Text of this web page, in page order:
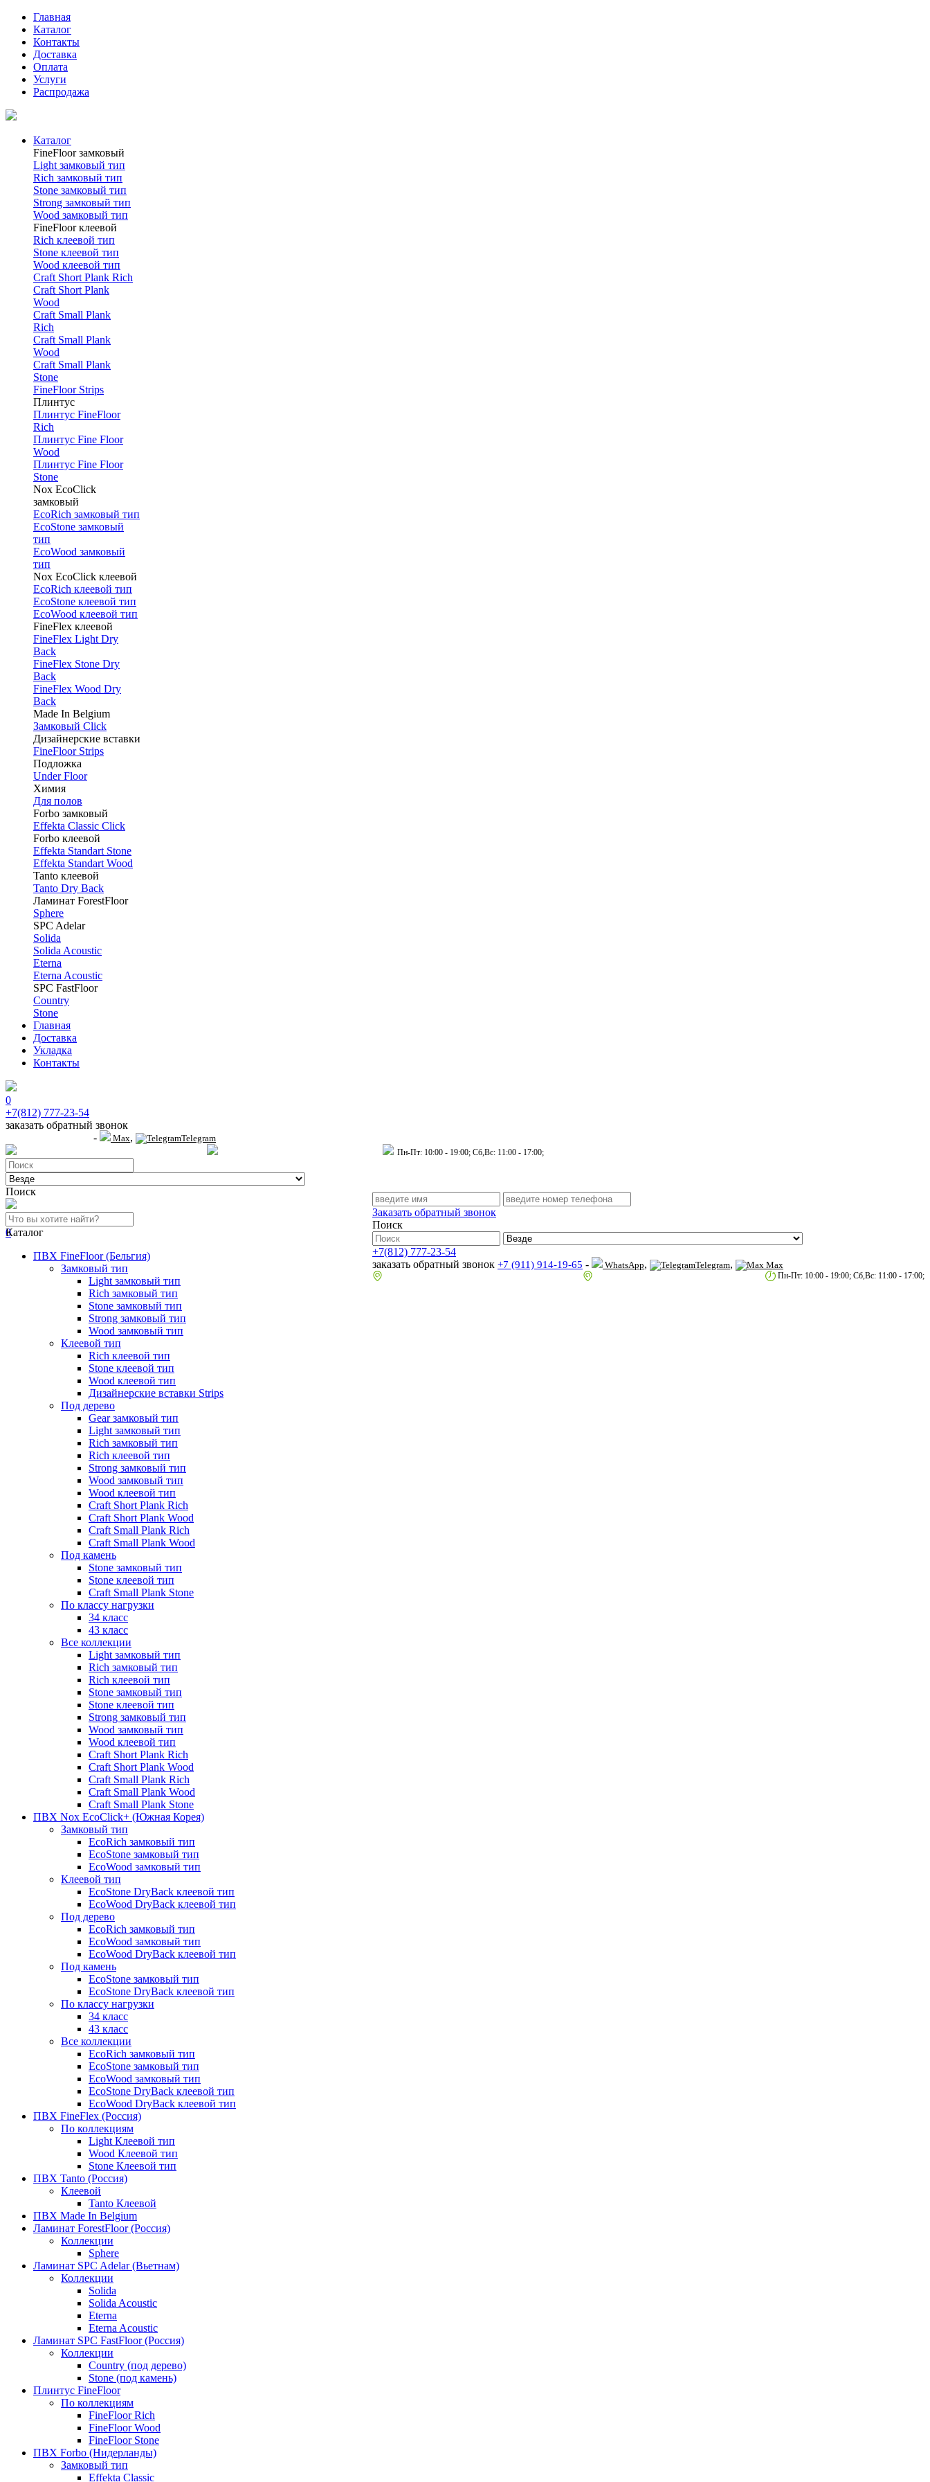
Главная
Каталог
Контакты
Доставка
Оплата
Услуги
Распродажа
Каталог
FineFloor замковый
Light замковый тип
Rich замковый тип
Stone замковый тип
Strong замковый тип
Wood замковый тип
FineFloor клеевой
Rich клеевой тип
Stone клеевой тип
Wood клеевой тип
Craft Short Plank Rich
Craft Short Plank
Wood
Craft Small Plank
Rich
Craft Small Plank
Wood
Craft Small Plank
Stone
FineFloor Strips
Плинтус
Плинтус FineFloor
Rich
Плинтус Fine Floor
Wood
Плинтус Fine Floor
Stone
Nox EcoClick
замковый
EcoRich замковый тип
EcoStone замковый
тип
EcoWood замковый
тип
Nox EcoClick клеевой
EcoRich клеевой тип
EcoStone клеевой тип
EcoWood клеевой тип
FineFlex клеевой
FineFlex Light Dry
Back
FineFlex Stone Dry
Back
FineFlex Wood Dry
Back
Made In Belgium
Замковый Click
Дизайнерские вставки
FineFloor Strips
Подложка
Under Floor
Химия
Для полов
Forbo замковый
Effekta Classic Click
Forbo клеевой
Effekta Standart Stone
Effekta Standart Wood
Tanto клеевой
Tanto Dry Back
Ламинат ForestFloor
Sphere
SPC Adelar
Solida
Solida Acoustic
Eterna
Eterna Acoustic
SPC FastFloor
Country
Stone
Главная
Доставка
Укладка
Контакты
0
+7(812) 777-23-54
заказать обратный звонок
- Max, Telegram
Пн-Пт: 10:00 - 19:00; Сб,Вс: 11:00 - 17:00;
Поиск
Заказать обратный звонок
Поиск
+7(812) 777-23-54
заказать обратный звонок +7 (911) 914-19-65 - WhatsApp, Telegram, Max
Пн-Пт: 10:00 - 19:00; Сб,Вс: 11:00 - 17:00;
0
Каталог
ПВХ FineFloor (Бельгия)
Замковый тип
Light замковый тип
Rich замковый тип
Stone замковый тип
Strong замковый тип
Wood замковый тип
Клеевой тип
Rich клеевой тип
Stone клеевой тип
Wood клеевой тип
Дизайнерские вставки Strips
Под дерево
Gear замковый тип
Light замковый тип
Rich замковый тип
Rich клеевой тип
Strong замковый тип
Wood замковый тип
Wood клеевой тип
Craft Short Plank Rich
Craft Short Plank Wood
Craft Small Plank Rich
Craft Small Plank Wood
Под камень
Stone замковый тип
Stone клеевой тип
Craft Small Plank Stone
По классу нагрузки
34 класс
43 класс
Все коллекции
Light замковый тип
Rich замковый тип
Rich клеевой тип
Stone замковый тип
Stone клеевой тип
Strong замковый тип
Wood замковый тип
Wood клеевой тип
Craft Short Plank Rich
Craft Short Plank Wood
Craft Small Plank Rich
Craft Small Plank Wood
Craft Small Plank Stone
ПВХ Nox EcoClick+ (Южная Корея)
Замковый тип
EcoRich замковый тип
EcoStone замковый тип
EcoWood замковый тип
Клеевой тип
EcoStone DryBack клеевой тип
EcoWood DryBack клеевой тип
Под дерево
EcoRich замковый тип
EcoWood замковый тип
EcoWood DryBack клеевой тип
Под камень
EcoStone замковый тип
EcoStone DryBack клеевой тип
По классу нагрузки
34 класс
43 класс
Все коллекции
EcoRich замковый тип
EcoStone замковый тип
EcoWood замковый тип
EcoStone DryBack клеевой тип
EcoWood DryBack клеевой тип
ПВХ FineFlex (Россия)
По коллекциям
Light Клеевой тип
Wood Клеевой тип
Stone Клеевой тип
ПВХ Tanto (Россия)
Клеевой
Tanto Клеевой
ПВХ Made In Belgium
Ламинат ForestFloor (Россия)
Коллекции
Sphere
Ламинат SPC Adelar (Вьетнам)
Коллекции
Solida
Solida Acoustic
Eterna
Eterna Acoustic
Ламинат SPC FastFloor (Россия)
Коллекции
Country (под дерево)
Stone (под камень)
Плинтус FineFloor
По коллекциям
FineFloor Rich
FineFloor Wood
FineFloor Stone
ПВХ Forbo (Нидерланды)
Замковый тип
Effekta Classic